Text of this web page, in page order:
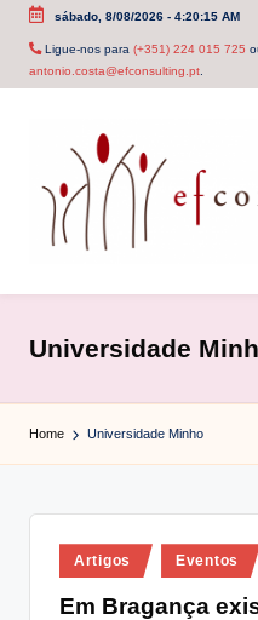
Skip
sábado, 8/08/2026- 4:20:15 AM
Ligue-nos para (+351) 224 015 725
antonio.costa@efconsulting.pt.
c
o
n
u
Universidade
Home Universidade Minho
Posted
in
Artigos Eventos
Em Bragança